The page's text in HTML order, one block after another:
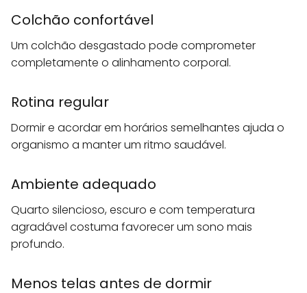
Colchão confortável
Um colchão desgastado pode comprometer
completamente o alinhamento corporal.
Rotina regular
Dormir e acordar em horários semelhantes ajuda o
organismo a manter um ritmo saudável.
Ambiente adequado
Quarto silencioso, escuro e com temperatura
agradável costuma favorecer um sono mais
profundo.
Menos telas antes de dormir